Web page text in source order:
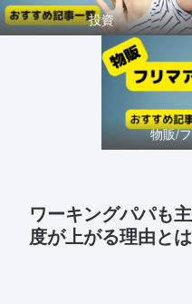
投資
物販/
ワーキングパパも
度が上がる理由とは